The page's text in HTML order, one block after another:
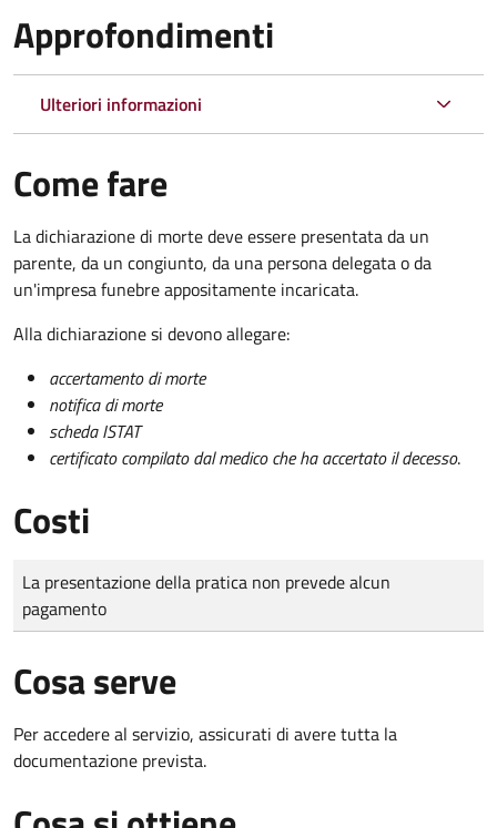
Approfondimenti
Ulteriori informazioni
Come fare
La dichiarazione di morte deve essere presentata da un
parente, da un congiunto, da una persona delegata o da
un'impresa funebre appositamente incaricata.
Alla dichiarazione si devono allegare:
accertamento di morte
notifica di morte
scheda ISTAT
certificato compilato dal medico che ha accertato il decesso.
Costi
Tipo di pagamento
Importo
La presentazione della pratica non prevede alcun
pagamento
Cosa serve
Per accedere al servizio, assicurati di avere tutta la
documentazione prevista.